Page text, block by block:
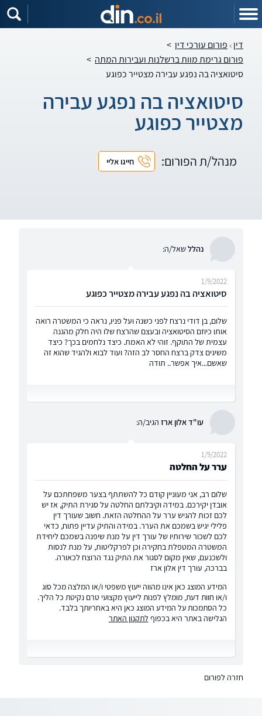
דין פורום עורכי דין >
פורום גרימת מוות ברשלנות ועבירות המתה >
סיטואציה בה נפגע עבירה מצטייר כפוגע
סיטואציה בה נפגע עבירה
מצטייר כפוגע
מנהל/ת הפורום: חייגו אליי
נהללשאל/ה:
סיטואציה בה נפגע עבירה מצטייר כפוגע
1/9/2022
שלום, בן דודי נרצח לפני כשנה ועל פניו, נראה כי המשטרה רואה
אותו כיוזם הסיטואציה ובעצם שהרצח שלו היה חלק מהגנה
עצמית של התוקף. זוהי לא האמת. כיצד נלחמים בכך? כיצד
משיגים צדק ברצח החסר לב הזה? ועוד לבוא ולהגיד שהוא זה
שאשם...איך אפשר.. תודה
עו"ד אלון ארז הגיב/ה:
ערר על החלטה
1/9/2022
שלום רב, אני מעוניין קודם כל להשתתף בצער משפחתכם על
אובדן יקירכם. במידה וקיבלתם החלטה על סגירת התיק, אז יש
לכם זכות להגיש ערר על ההחלטה הזאת. חשוב שעורך דין
פלילי יגיש בשמכם את הערר. במידה והתיק עדיין פתוח, כדאי
לכם לשכור שירותיו של עורך דין על מנת שיפנה בשמכם ליחידת
המשטרה המטפלת בחקירה וכן לפרקליטות, על מנת לנסות
ולשכנעם, שאין מקום לסגור את התיק נגד הרוצח לכאורה.
בברכה, עורך דין אלון ארז
המידע המוצג כאן אינו מהווה ייעוץ משפטי ו/או המלצה מכל סוג
ו/או חוות דעת, מומלץ לפנות לייעוץ מקצועי טרם נקיטת כל הליך.
כל הסתמכות על המידע המוצג כאן היא באחריותך בלבד.
הגלישה באתר היא בכפוף לתקנון האתר
חזרה לפורום